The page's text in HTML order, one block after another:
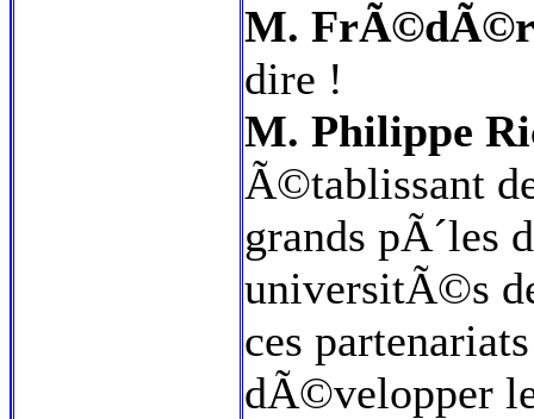
M.
dire !
M. Philippe
Ã©tablissant
grands pÃ´les
universitÃ©s
ces
dÃ©velopper